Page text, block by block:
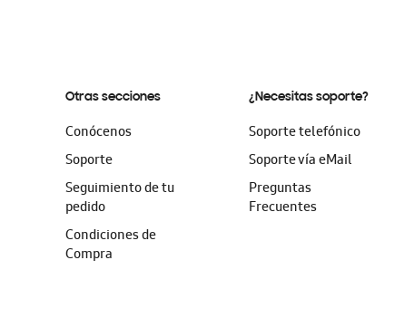
Otras secciones
Conócenos
Soporte
Seguimiento de tu
pedido
Condiciones de
Compra
¿Necesitas soporte?
Soporte telefónico
Soporte vía eMail
Preguntas
Frecuentes